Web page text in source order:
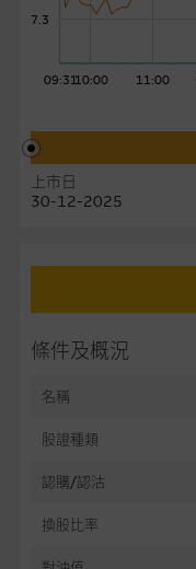
09:3110:00 11:00
7.3
上市日
30-12-2025
條件及概況
名稱
股證種類
認購/認沽
換股比率